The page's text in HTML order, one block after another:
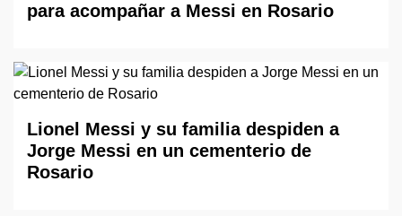
para acompañar a Messi en Rosario
Lionel Messi y su familia despiden a
Jorge Messi en un cementerio de
Rosario